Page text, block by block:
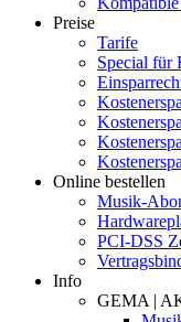
Preise
Tarife
Special für
Online bestellen
Musik-
PCI-DSS
Info
GEMA |